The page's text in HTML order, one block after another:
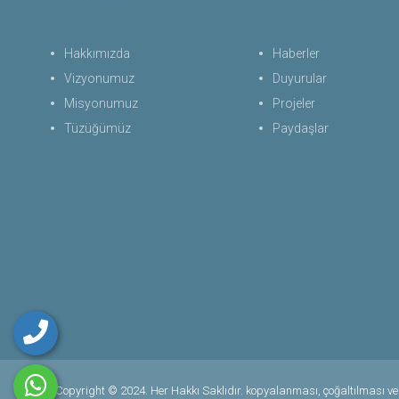
Hakkımızda
Vizyonumuz
Misyonumuz
Tüzüğümüz
Haberler
Duyurular
Projeler
Paydaşlar
Copyright © 2024. Her Hakkı Saklıdır. kopyalanması, çoğaltılması